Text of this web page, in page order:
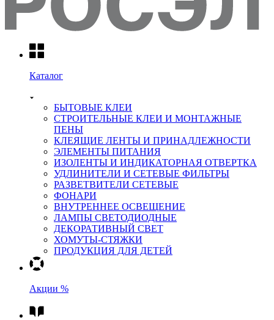
Каталог
БЫТОВЫЕ КЛЕИ
СТРОИТЕЛЬНЫЕ КЛЕИ И МОНТАЖНЫЕ
ПЕНЫ
КЛЕЯЩИЕ ЛЕНТЫ И ПРИНАДЛЕЖНОСТИ
ЭЛЕМЕНТЫ ПИТАНИЯ
ИЗОЛЕНТЫ И ИНДИКАТОРНАЯ ОТВЕРТКА
УДЛИНИТЕЛИ И СЕТЕВЫЕ ФИЛЬТРЫ
РАЗВЕТВИТЕЛИ СЕТЕВЫЕ
ФОНАРИ
ВНУТРЕННЕЕ ОСВЕЩЕНИЕ
ЛАМПЫ СВЕТОДИОДНЫЕ
ДЕКОРАТИВНЫЙ СВЕТ
ХОМУТЫ-СТЯЖКИ
ПРОДУКЦИЯ ДЛЯ ДЕТЕЙ
Акции %